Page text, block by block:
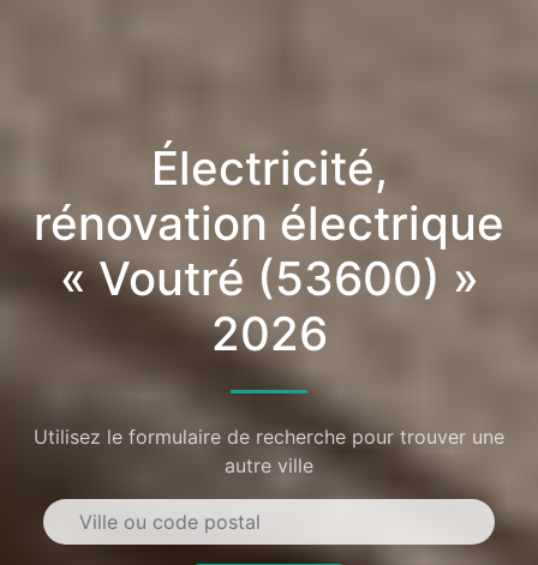
Électricité,
rénovation électrique
« Voutré (53600) »
2026
Utilisez le formulaire de recherche pour trouver une
autre ville